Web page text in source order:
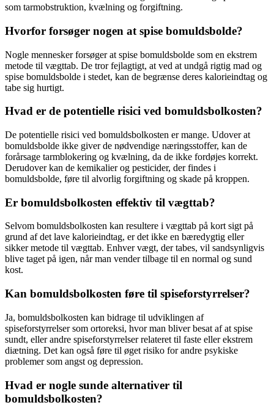
som tarmobstruktion, kvælning og forgiftning.
Hvorfor forsøger nogen at spise bomuldsbolde?
Nogle mennesker forsøger at spise bomuldsbolde som en ekstrem
metode til vægttab. De tror fejlagtigt, at ved at undgå rigtig mad og
spise bomuldsbolde i stedet, kan de begrænse deres kalorieindtag og
tabe sig hurtigt.
Hvad er de potentielle risici ved bomuldsbolkosten?
De potentielle risici ved bomuldsbolkosten er mange. Udover at
bomuldsbolde ikke giver de nødvendige næringsstoffer, kan de
forårsage tarmblokering og kvælning, da de ikke fordøjes korrekt.
Derudover kan de kemikalier og pesticider, der findes i
bomuldsbolde, føre til alvorlig forgiftning og skade på kroppen.
Er bomuldsbolkosten effektiv til vægttab?
Selvom bomuldsbolkosten kan resultere i vægttab på kort sigt på
grund af det lave kalorieindtag, er det ikke en bæredygtig eller
sikker metode til vægttab. Enhver vægt, der tabes, vil sandsynligvis
blive taget på igen, når man vender tilbage til en normal og sund
kost.
Kan bomuldsbolkosten føre til spiseforstyrrelser?
Ja, bomuldsbolkosten kan bidrage til udviklingen af
spiseforstyrrelser som ortoreksi, hvor man bliver besat af at spise
sundt, eller andre spiseforstyrrelser relateret til faste eller ekstrem
diætning. Det kan også føre til øget risiko for andre psykiske
problemer som angst og depression.
Hvad er nogle sunde alternativer til
bomuldsbolkosten?